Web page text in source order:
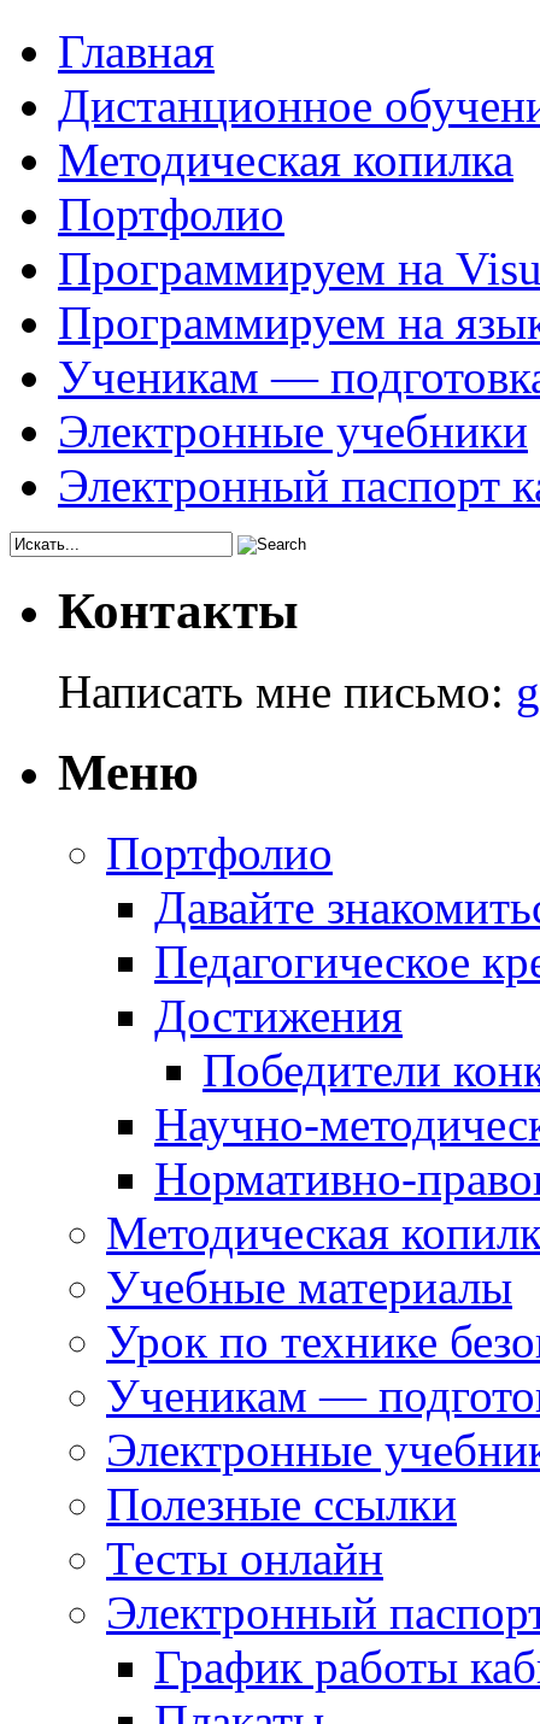
Главная
Дистанционное
Методическая копилка
Портфолио
Программируем на
Программируем на
Ученикам —
Электронные учебники
Электронный паспорт
Контакты
Написать мне письмо:
Меню
Портфолио
Давайте
Педагогическое
Достижения
Победители
Научно-
Нормативно-
Методическая
Учебные материалы
Урок по технике
Ученикам —
Электронные
Полезные ссылки
Тесты онлайн
Электронный
График работы